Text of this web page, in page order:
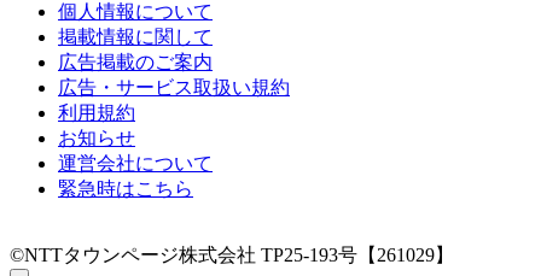
個人情報について
掲載情報に関して
広告掲載のご案内
広告・サービス取扱い規約
利用規約
お知らせ
運営会社について
緊急時はこちら
©NTTタウンページ株式会社 TP25-193号【261029】